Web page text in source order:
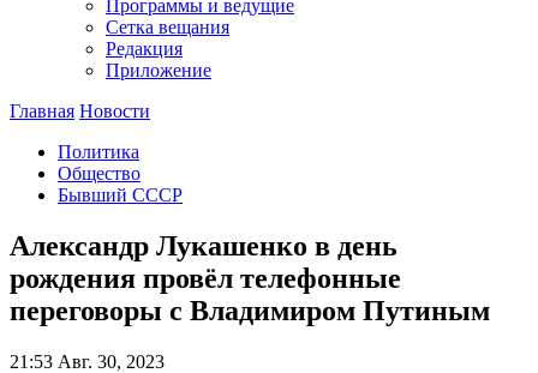
Программы и ведущие
Сетка вещания
Редакция
Приложение
Главная Новости
Политика
Общество
Бывший СССР
Александр Лукашенко в день
рождения провёл телефонные
переговоры с Владимиром Путиным
21:53 Авг. 30, 2023